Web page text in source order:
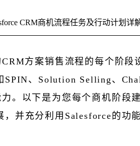
CRM商机流程任务及行动计划详
方案销售流程的每个阶段
SPIN、Solution Selling、
。以下是为您每个商机阶段
并充分利用Salesforce的功能